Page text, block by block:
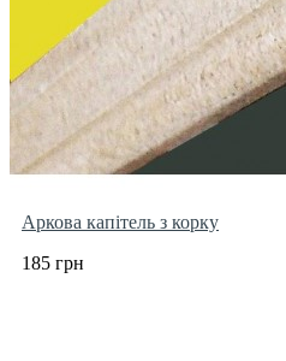
Аркова капітель з корку
185 грн